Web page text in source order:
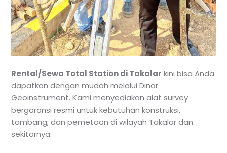
Rental/Sewa Total Station di Takalar kini bisa Anda
dapatkan dengan mudah melalui Dinar
Geoinstrument. Kami menyediakan alat survey
bergaransi resmi untuk kebutuhan konstruksi,
tambang, dan pemetaan di wilayah Takalar dan
sekitarnya.